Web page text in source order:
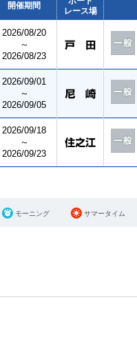
開催期間
レース場
2026/08/20
～
2026/08/23
2026/09/01
～
2026/09/05
2026/09/18
～
2026/09/23
モーニング サマータイム